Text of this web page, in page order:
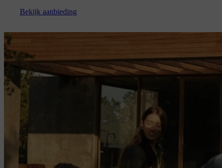
Bekijk aanbieding